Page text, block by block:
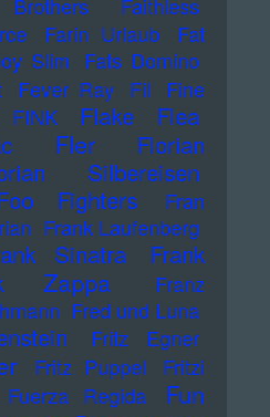
Faithless
Farin Urlaub
Fat
Slim Fats Domino
Fever Ray Fil
Fine
FINK Flake
Flea
Fler
Florian
Silbereisen
Fighters
Fran
Frank Laufenberg
Sinatra
Frank
Zappa
Franz
Fred und Luna
Fritz Egner
Fritz Puppel
Fritzi
Fuerza Regida
Fun